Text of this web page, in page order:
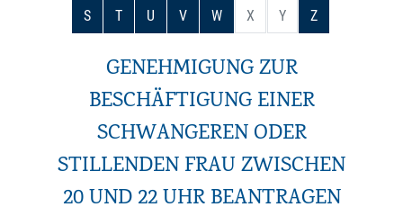
S T U V W X Y Z
GENEHMIGUNG ZUR
BESCHÄFTIGUNG EINER
SCHWANGEREN ODER
STILLENDEN FRAU ZWISCHEN
20 UND 22 UHR BEANTRAGEN